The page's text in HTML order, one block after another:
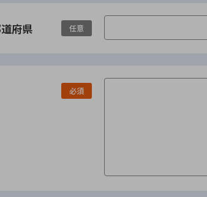
府県 任意
必須